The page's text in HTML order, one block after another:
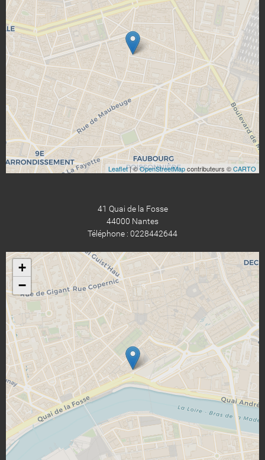
Leaflet| ©OpenStreetMapcontributeurs ©CARTO
41 Quai de la Fosse
44000 Nantes
Téléphone : 0228442644
+
−